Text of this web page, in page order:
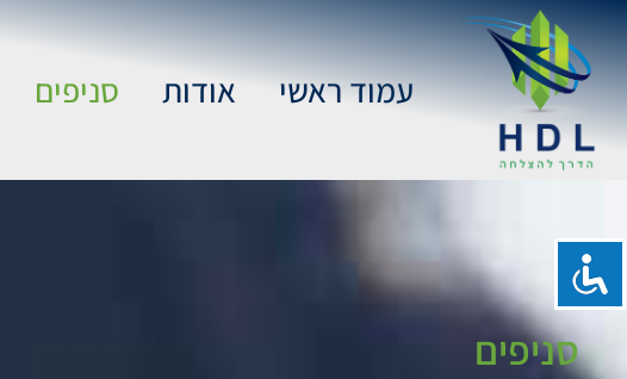
עמוד ראשי אודות סניפים
סניפים